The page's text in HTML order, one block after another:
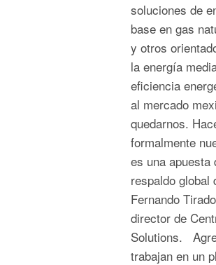
soluciones de
base en gas
y otros
la energía
eficiencia
al mercado
quedarnos.
formalmente
es una apuesta
respaldo global
Fernando
director de
Solutions.
trabajan en un